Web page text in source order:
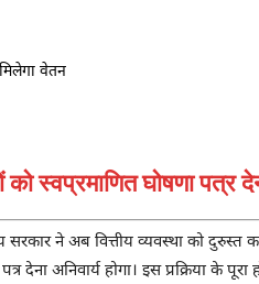
घोषणा पत्र
सरकार ने अब वित्तीय व्यवस्था को
अनिवार्य होगा। इस प्रक्रिया के